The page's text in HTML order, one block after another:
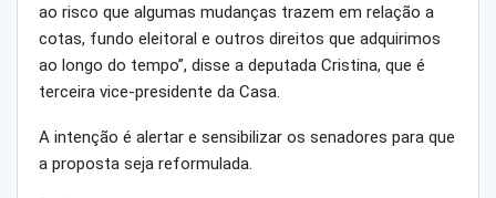
ao risco que algumas mudanças trazem em relação a
cotas, fundo eleitoral e outros direitos que adquirimos
ao longo do tempo”, disse a deputada Cristina, que é
terceira vice-presidente da Casa.
A intenção é alertar e sensibilizar os senadores para que
a proposta seja reformulada.